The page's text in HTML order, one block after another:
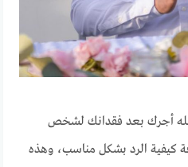
أجرك بعد فقدانك لشخص
كيفية الرد بشكل مناسب، وهذه